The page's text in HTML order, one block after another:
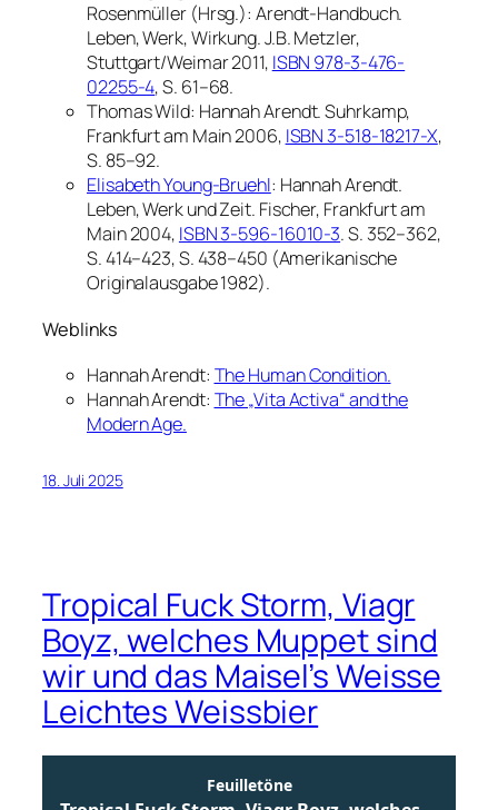
Rosenmüller (Hrsg.): Arendt-Handbuch.
Leben, Werk, Wirkung.J.B. Metzler,
Stuttgart/Weimar 2011, ISBN 978-3-476-
02255-4, S. 61–68.
Thomas Wild: Hannah Arendt.Suhrkamp,
Frankfurt am Main 2006, ISBN 3-518-18217-X,
S. 85–92.
Elisabeth Young-Bruehl: Hannah Arendt.
Leben, Werk und Zeit. Fischer, Frankfurt am
Main 2004, ISBN 3-596-16010-3. S. 352–362,
S. 414–423, S. 438–450 (Amerikanische
Originalausgabe 1982).
Weblinks
Hannah Arendt: The Human Condition.
Hannah Arendt: The „Vita Activa“ and the
Modern Age.
18. Juli 2025
Tropical Fuck Storm, Viagr
Boyz, welches Muppet sind
wir und das Maisel’s Weisse
Leichtes Weissbier